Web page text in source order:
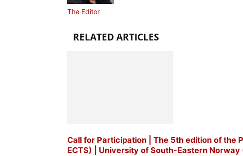
The Editor
RELATED ARTICLES
Call for Participation | The 5th edition of the
ECTS) | University of South-Eastern Norway